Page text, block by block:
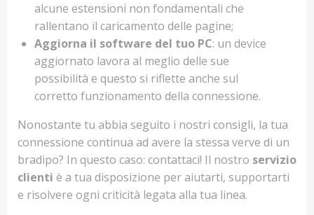
alcune estensioni non fondamentali che
rallentano il caricamento delle pagine;
Aggiorna il software del tuo PC: un device
aggiornato lavora al meglio delle sue
possibilità e questo si riflette anche sul
corretto funzionamento della connessione.
Nonostante tu abbia seguito i nostri consigli, la tua
connessione continua ad avere la stessa verve di un
bradipo? In questo caso: contattaci! Il nostro servizio
clienti è a tua disposizione per aiutarti, supportarti
e risolvere ogni criticità legata alla tua linea.